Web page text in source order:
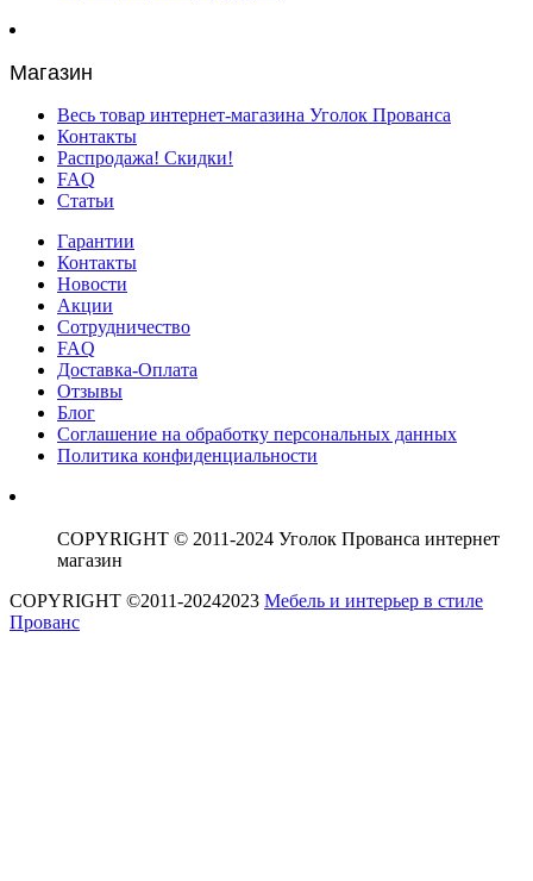
Магазин
Весь товар интернет-магазина Уголок Прованса
Контакты
Распродажа! Скидки!
FAQ
Статьи
Гарантии
Контакты
Новости
Акции
Сотрудничество
FAQ
Доставка-Оплата
Отзывы
Блог
Соглашение на обработку персональных данных
Политика конфиденциальности
COPYRIGHT © 2011-2024 Уголок Прованса интернет
магазин
COPYRIGHT ©2011-20242023 Мебель и интерьер в стиле
Прованс